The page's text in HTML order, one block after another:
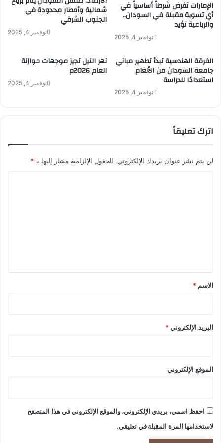
بل
س
ي
ت
ا
ت
ب
ع
ه
د
ل
ت
ض
م
و
ا
ح
ف
ا
ع
ل
ا
س
شمالية وأمطار محدودة في
الجنوب الشرقي
نوفمبر 4, 2025
الإمارات تفرض شرطاً أساسياً في
أي تسوية مقبلة في السودان..
والرباعية تؤيد
نوفمبر 4, 2025
نهر النيل تجيز موجهات موازنة
العام 2026م
نوفمبر 4, 2025
الفرقة الهندسية تبدأ تطهير مباني
جامعة السودان من الألغام
استعدادًا للدراسة
نوفمبر 4, 2025
اترك تعليقاً
لن يتم نشر عنوان بريدك الإلكتروني. الحقول الإلزامية مشار إليها بـ *
*
الاسم *
البريد الإلكتروني*
الموقع الإلكتروني
احفظ اسمي، بريدي الإلكتروني، والموقع الإلكتروني في هذا المتصفح
لاستخدامها المرة المقبلة في تعليقي.